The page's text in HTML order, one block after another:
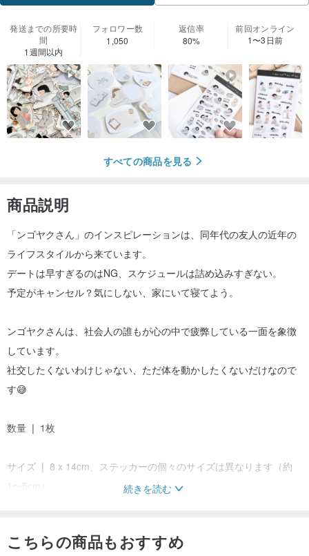
発送までの所要時
間
1週間以内
フォロワー数
1,050
返信率
80%
前回オンライン
1〜3日前
すべての商品を見る
商品説明
「ンゴヤクさん」のインスピレーションは、同年代の友人の近年の
ライフスタイルから来ています。
デートは早すぎるのはNG、スケジュールは詰め込みすぎない。
予定がキャンセル？気にしない、家にいて寝てよう。
ンゴヤクさんは、社会人の誰もが心の中で疲弊している一面を象徴
しています。
社交したくないわけじゃない、ただ体を動かしたくないだけなので
す😅
数量 ❘ 1枚
サイズ ❘ 8 x 14cm、ステッカーの個々のサイズは異なります（約
1〜5cm）
続きを読む
こちらの商品もおすすめ